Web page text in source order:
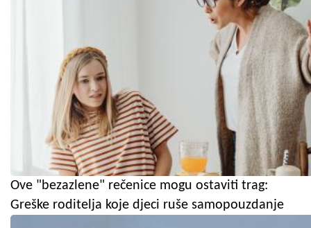
Ove "bezazlene" rečenice mogu ostaviti trag:
Greške roditelja koje djeci ruše samopouzdanje